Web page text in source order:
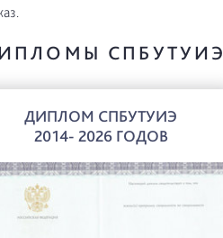
СПБУТУИЭ
ДИПЛОМ СПБУТУИЭ
2014- 2026 ГОДОВ